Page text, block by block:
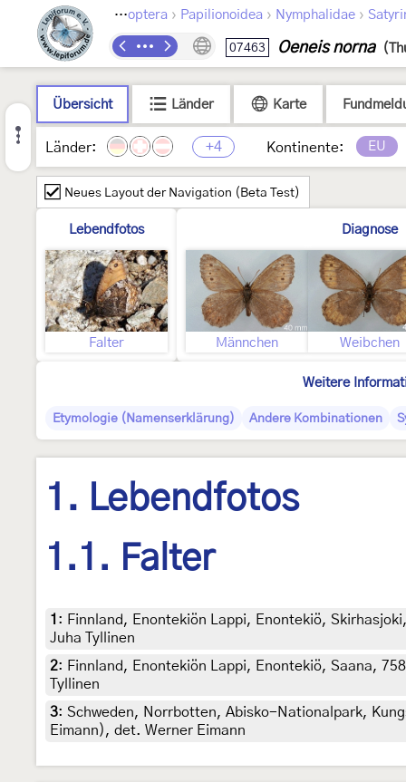
Lepidoptera › Papilionoidea › Nymphalidae ›
07463 Oeneis norna
Übersicht Länder Karte
Länder: +4 Kontinente: EU
Neues Layout der Navigation (Beta Test)
Lebendfotos
Falter
Diagnose
Männchen Weibchen
Weitere
Etymologie (Namenserklärung) Andere Kombinationen
1. Lebendfotos
1.1. Falter
1 : Finnland, Enontekiön Lappi, Enontekiö,
Juha Tyllinen
2: Finnland, Enontekiön Lappi, Enontekiö, Saana,
Tyllinen
3: Schweden, Norrbotten, Abisko-Nationalpark,
Eimann), det. Werner Eimann